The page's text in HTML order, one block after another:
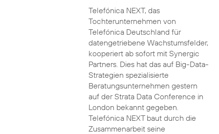
Telefónica NEXT, das
Tochterunternehmen von
Telefónica Deutschland für
datengetriebene Wachstumsfelder,
kooperiert ab sofort mit Synergic
Partners. Dies hat das auf Big-Data-
Strategien spezialisierte
Beratungsunternehmen gestern
auf der Strata Data Conference in
London bekannt gegeben.
Telefónica NEXT baut durch die
Zusammenarbeit seine